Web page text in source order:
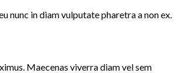
nunc in diam vulputate pharetra a non ex.
Maecenas viverra diam vel sem